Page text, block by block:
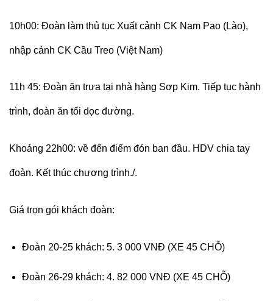
10h00: Đoàn làm thủ tục Xuất cảnh CK Nam Pao (Lào),
nhập cảnh CK Cầu Treo (Việt Nam)
11h 45: Đoàn ăn trưa tại nhà hàng Sơp Kim. Tiếp tục hành
trình, đoàn ăn tối dọc đường.
Khoảng 22h00: về đến điểm đón ban đầu. HDV chia tay
đoàn. Kết thúc chương trình./.
Giá trọn gói khách đoàn:
Đoàn 20-25 khách: 5. 3 000 VNĐ (XE 45 CHỖ)
Đoàn 26-29 khách: 4. 82 000 VNĐ (XE 45 CHỖ)